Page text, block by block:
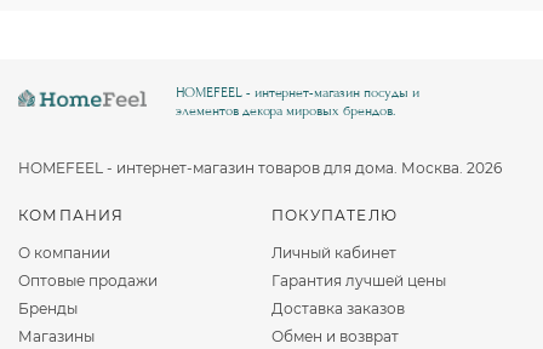
КОМПАНИЯ
О компании
Оптовые продажи
Бренды
Магазины
ПОКУПАТЕЛЮ
Личный кабинет
Гарантия лучшей цены
Доставка заказов
Обмен и возврат
HOMEFEEL - интернет-магазин посуды и
элементов декора мировых брендов.
HOMEFEEL - интернет-магазин товаров для дома. Москва. 2026